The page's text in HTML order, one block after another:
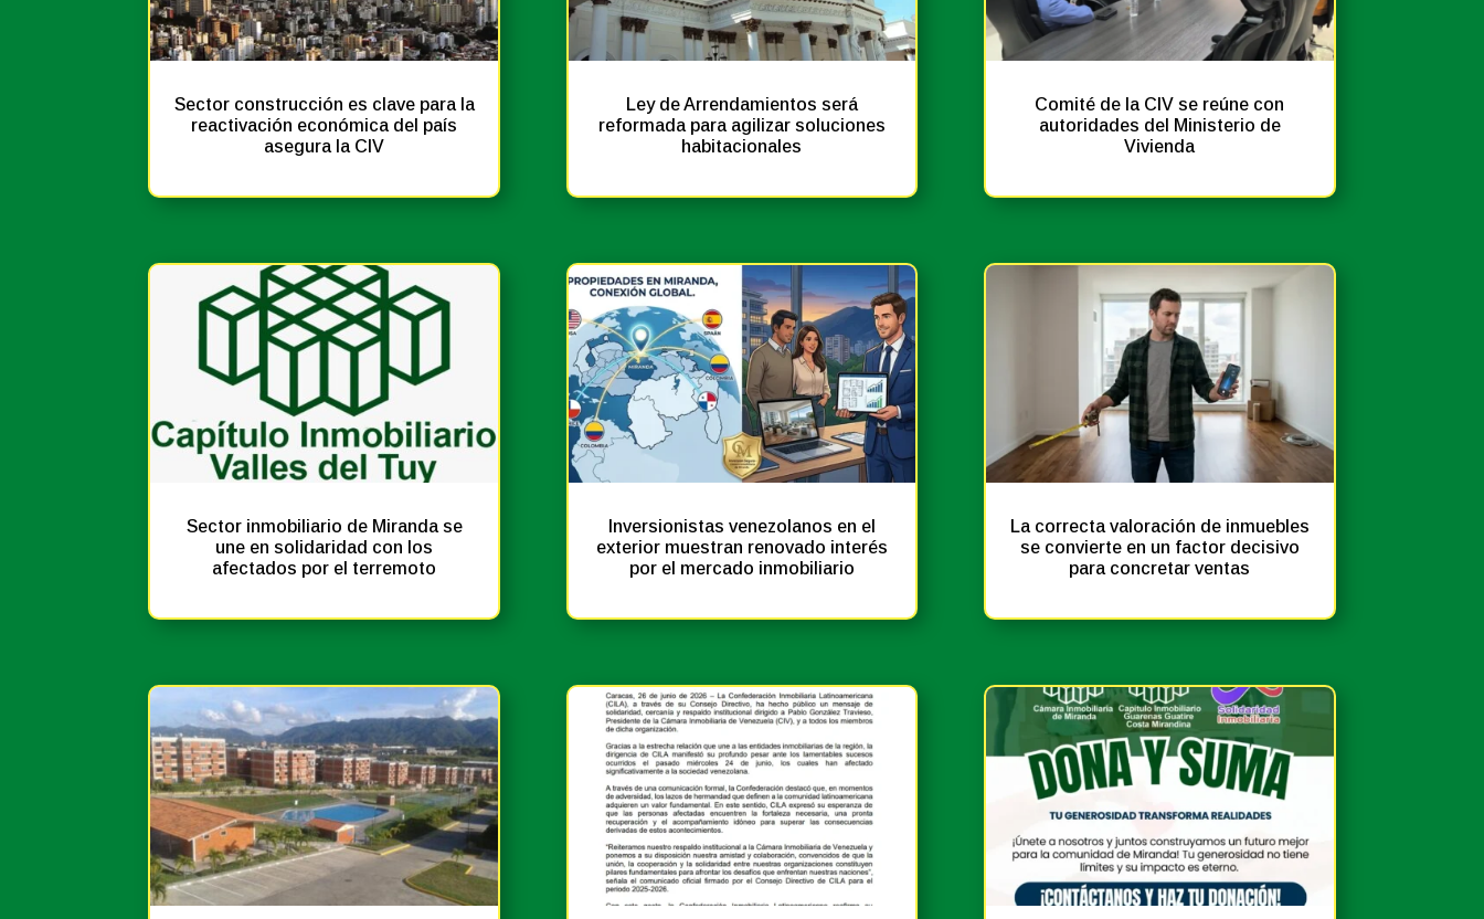
Sector construcción es clave para la
reactivación económica del país
asegura la CIV
Sector inmobiliario de Miranda se
une en solidaridad con los
afectados por el terremoto
Ley de Arrendamientos será
reformada para agilizar soluciones
habitacionales
Inversionistas venezolanos en el
exterior muestran renovado interés
por el mercado inmobiliario
Comité de la CIV se reúne con
autoridades del Ministerio de
Vivienda
La correcta valoración de inmuebles
se convierte en un factor decisivo
para concretar ventas